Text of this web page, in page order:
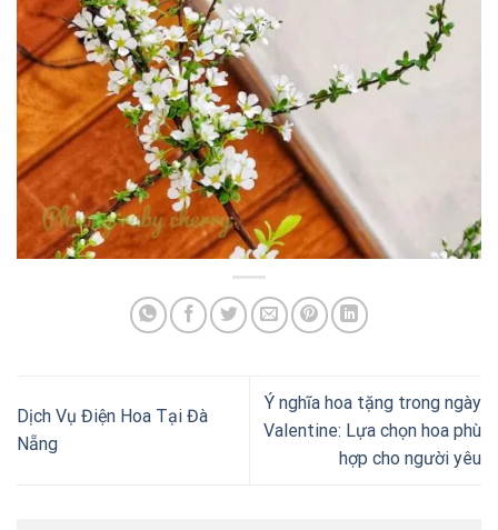
Dịch Vụ Điện Hoa Tại Đà
Nẵng
Ý nghĩa hoa tặng trong ngày
Valentine: Lựa chọn hoa phù
hợp cho người yêu